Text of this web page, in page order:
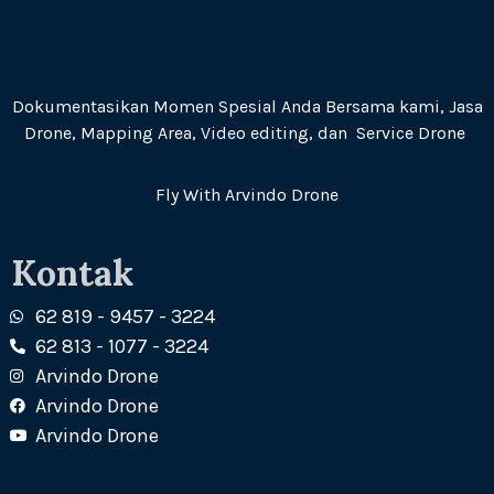
Dokumentasikan Momen Spesial Anda Bersama kami, Jasa
Drone, Mapping Area, Video editing, dan Service Drone
Fly With Arvindo Drone
Kontak
62 819 - 9457 - 3224
62 813 - 1077 - 3224
Arvindo Drone
Arvindo Drone
Arvindo Drone